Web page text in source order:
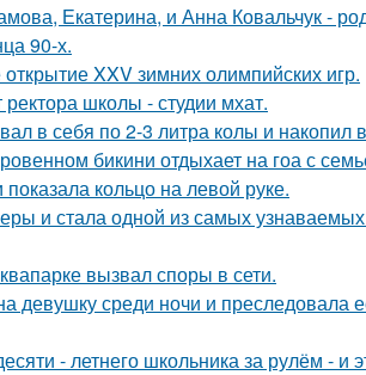
Екатерина, и Анна Ковальчук -
90-х.
XXV зимних олимпийских игр.
школы - студии мхат.
в себя по 2-3 литра колы и накопил
бикини отдыхает на гоа с
кольцо на левой руке.
и стала одной из самых узнаваемых
вызвал споры в сети.
девушку среди ночи и преследовала
- летнего школьника за рулём - и